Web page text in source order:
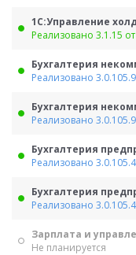
1С:Управление
Реализовано 3.1.15
Бухгалтерия
Реализовано
Бухгалтерия
Реализовано
Бухгалтерия
Реализовано
Бухгалтерия
Реализовано
Зарплата и
Не планируется